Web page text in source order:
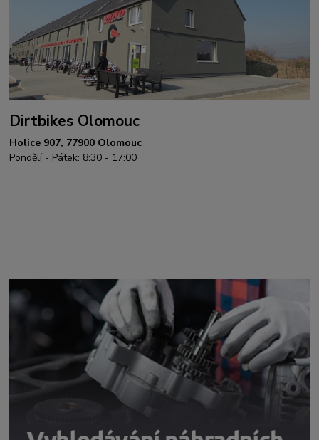
Dirtbikes Olomouc
Holice 907, 77900 Olomouc
Pondělí - Pátek: 8:30 - 17:00